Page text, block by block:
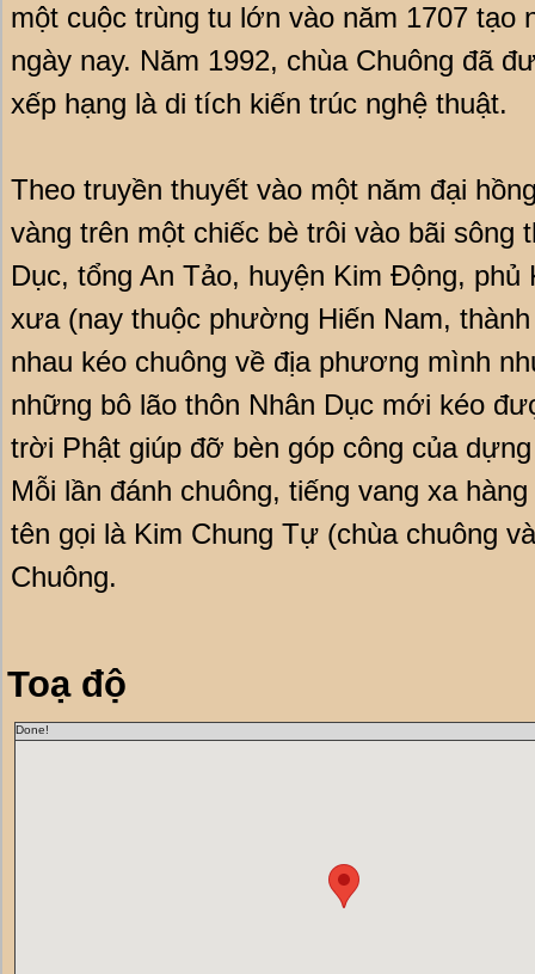
một cuộc trùng tu lớn vào năm 1707 tạo
ngày nay. Năm 1992, chùa Chuông đã
xếp hạng là di tích kiến trúc nghệ thuật.
Theo truyền thuyết vào một năm đại
vàng trên một chiếc bè trôi vào bãi sông
Dục, tổng An Tảo, huyện Kim Động,
xưa (nay thuộc phường Hiến Nam,
nhau kéo chuông về địa phương mình
những bô lão thôn Nhân Dục mới kéo
trời Phật giúp đỡ bèn góp công của
Mỗi lần đánh chuông, tiếng vang xa
tên gọi là Kim Chung Tự (chùa chuông
Chuông.
Toạ độ
Done!